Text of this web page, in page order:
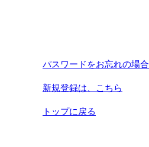
パスワードをお忘れの場合
新規登録は、こちら
トップに戻る